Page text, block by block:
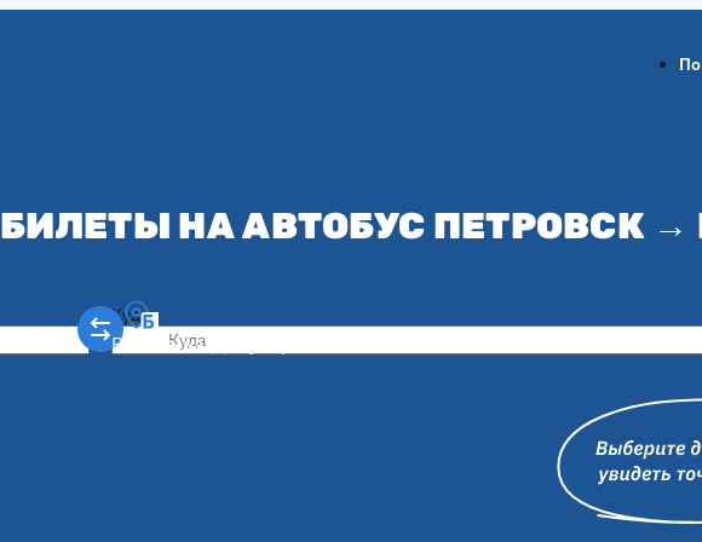
БИЛЕТЫ НА АВТОБУС ПЕТРОВСК →
Куда
Ростов-на-Дону